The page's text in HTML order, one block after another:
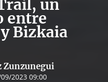
un
entre
Bizkaia
Zunzunegui
2023 09:00